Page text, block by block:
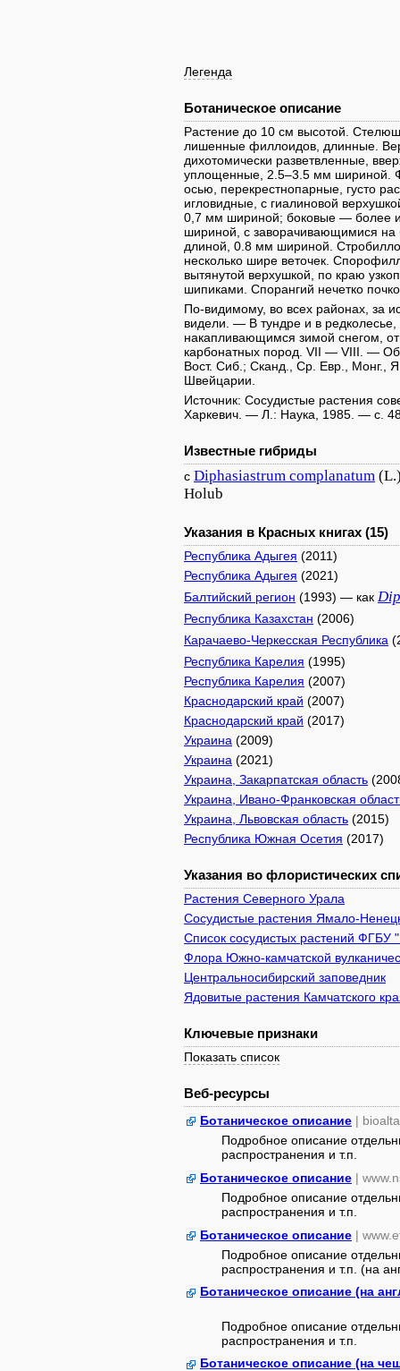
Легенда
Ботаническое описание
Растение до 10 см высотой.
лишенные филлоидов, длинные.
дихотомически разветвленные,
уплощенные, 2.5–3.5 мм шириной.
осью, перекрестнопарные, густо
игловидные, с гиалиновой
0,7 мм шириной; боковые — более
шириной, с заворачивающимися
длиной, 0.8 мм шириной.
несколько шире веточек.
вытянутой верхушкой, по краю
шипиками. Спорангий нечетко
По-видимому, во всех районах, за
видели. — В тундре и в
накапливающимся зимой снегом, от
карбонатных пород. VII — VIII. —
Вост. Сиб.; Сканд., Ср. Евр., Монг.,
Швейцарии.
Источник: Сосудистые растения
Харкевич. — Л.: Наука, 1985. — с.
Известные гибриды
с Diphasiastrum complanatum
Holub
Указания в Красных книгах (15)
Республика Адыгея (2011)
Республика Адыгея (2021)
Балтийский регион (1993) — как
Республика Казахстан (2006)
Карачаево-Черкесская Республика
Республика Карелия (1995)
Республика Карелия (2007)
Краснодарский край (2007)
Краснодарский край (2017)
Украина (2009)
Украина (2021)
Украина, Закарпатская область
Украина, Ивано-Франковская
Украина, Львовская область (2015)
Республика Южная Осетия (2017)
Указания во флористических
Растения Северного Урала
Сосудистые растения Ямало-
Список сосудистых растений ФГБУ
Флора Южно-камчатской
Центральносибирский заповедник
Ядовитые растения Камчатского
Ключевые признаки
Показать список
Веб-ресурсы
Ботаническое описание |
Подробное описание
распространения и т.п.
Ботаническое описание |
Подробное описание
распространения и т.п.
Ботаническое описание |
Подробное описание
распространения и т.п. (на
Ботаническое описание (на
Подробное описание
распространения и т.п.
Ботаническое описание (на